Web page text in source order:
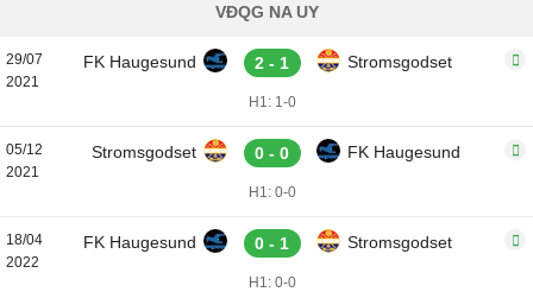
VĐQG NA UY
29/07
2021
FK Haugesund 2 - 1 Stromsgodset
H1: 1-0
05/12
2021
Stromsgodset 0 - 0 FK Haugesund
H1: 0-0
18/04
2022
FK Haugesund 0 - 1 Stromsgodset
H1: 0-0